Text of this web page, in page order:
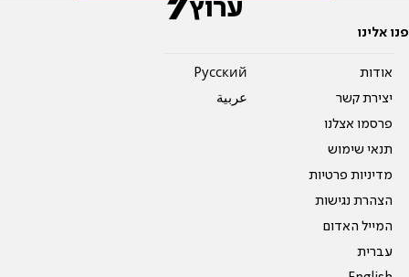
פנו אלינו
אודות
יצירת קשר
פרסמו אצלנו
תנאי שימוש
מדיניות פרטיות
הצהרת נגישות
המייל האדום
עברית
Pусский
عربية